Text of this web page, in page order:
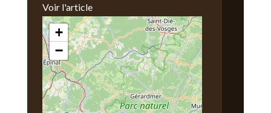
Voir l'article
Nous Trouver
+
−